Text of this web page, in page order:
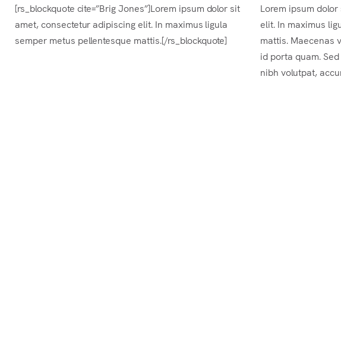
[rs_blockquote cite=”Brig Jones”]Lorem ipsum dolor sit
amet, consectetur adipiscing elit. In maximus ligula
semper metus pellentesque mattis.[/rs_blockquote]
Lorem ipsum
elit. In maximus
mattis. Maecenas
id porta quam.
nibh volutpat,